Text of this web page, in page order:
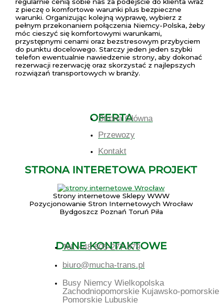
regularnie cenią sobie nas za podejście do klienta wraz
z pieczę o komfortowe warunki plus bezpieczne
warunki. Organizując kolejną wyprawę, wybierz z
pełnym przekonaniem połączenia Niemcy-Polska, żeby
móc cieszyć się komfortowymi warunkami,
przystępnymi cenami oraz bezstresowym przybyciem
do punktu docelowego. Starczy jeden jeden szybki
telefon ewentualnie nawiedzenie strony, aby dokonać
rezerwacji rezerwację oraz skorzystać z najlepszych
rozwiązań transportowych w branży.
OFERTA
Strona Główna
Przewozy
Kontakt
STRONA INTERETOWA PROJEKT
Strony internetowe Sklepy WWW
Pozycjonowanie Stron Internetowych Wrocław
Bydgoszcz Poznań Toruń Piła
DANE KONTAKTOWE
Tel. +48 605-277-979
biuro@mucha-trans.pl
Busy Niemcy Wielkopolska
Zachodniopomorskie Kujawsko-pomorskie
Pomorskie Lubuskie